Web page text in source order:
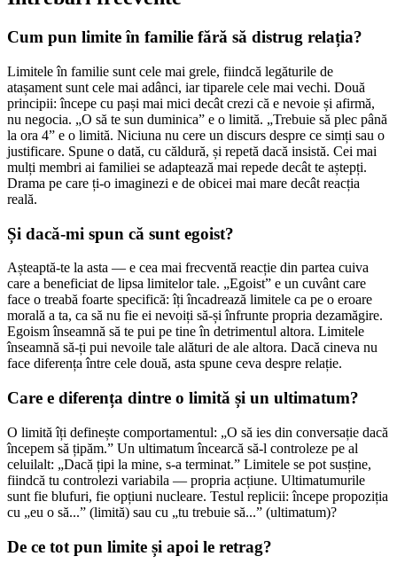
Cum pun limite în familie fără să distrug relația?
Limitele în familie sunt cele mai grele, fiindcă legăturile de
atașament sunt cele mai adânci, iar tiparele cele mai vechi. Două
principii: începe cu pași mai mici decât crezi că e nevoie și afirmă,
nu negocia. „O să te sun duminica” e o limită. „Trebuie să plec până
la ora 4” e o limită. Niciuna nu cere un discurs despre ce simți sau o
justificare. Spune o dată, cu căldură, și repetă dacă insistă. Cei mai
mulți membri ai familiei se adaptează mai repede decât te aștepți.
Drama pe care ți-o imaginezi e de obicei mai mare decât reacția
reală.
Și dacă-mi spun că sunt egoist?
Așteaptă-te la asta — e cea mai frecventă reacție din partea cuiva
care a beneficiat de lipsa limitelor tale. „Egoist” e un cuvânt care
face o treabă foarte specifică: îți încadrează limitele ca pe o eroare
morală a ta, ca să nu fie ei nevoiți să-și înfrunte propria dezamăgire.
Egoism înseamnă să te pui pe tine în detrimentul altora. Limitele
înseamnă să-ți pui nevoile tale alături de ale altora. Dacă cineva nu
face diferența între cele două, asta spune ceva despre relație.
Care e diferența dintre o limită și un ultimatum?
O limită îți definește comportamentul: „O să ies din conversație dacă
începem să țipăm.” Un ultimatum încearcă să-l controleze pe al
celuilalt: „Dacă țipi la mine, s-a terminat.” Limitele se pot susține,
fiindcă tu controlezi variabila — propria acțiune. Ultimatumurile
sunt fie blufuri, fie opțiuni nucleare. Testul replicii: începe propoziția
cu „eu o să...” (limită) sau cu „tu trebuie să...” (ultimatum)?
De ce tot pun limite și apoi le retrag?